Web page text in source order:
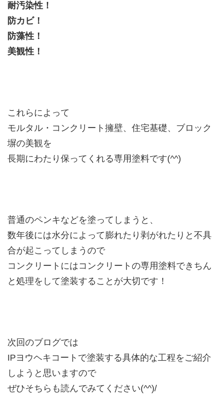
耐汚染性！
防カビ！
防藻性！
美観性！
これらによって
モルタル・コンクリート擁壁、住宅基礎、ブロック
塀の美観を
長期にわたり保ってくれる専用塗料です(^^)
普通のペンキなどを塗ってしまうと、
数年後には水分によって膨れたり剥がれたりと不具
合が起こってしまうので
コンクリートにはコンクリートの専用塗料できちん
と処理をして塗装することが大切です！
次回のブログでは
IPヨウヘキコートで塗装する具体的な工程をご紹介
しようと思いますので
ぜひそちらも読んでみてください(^^)/